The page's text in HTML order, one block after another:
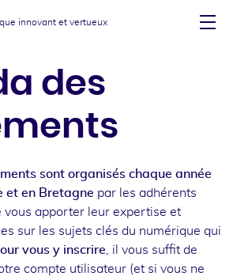
innovant et vertueux
des
sont organisés chaque année
et en Bretagne par les adhérents
vous apporter leur expertise et
sur les sujets clés du numérique qui
vous y inscrire , il vous suffit de
compte utilisateur (et si vous ne